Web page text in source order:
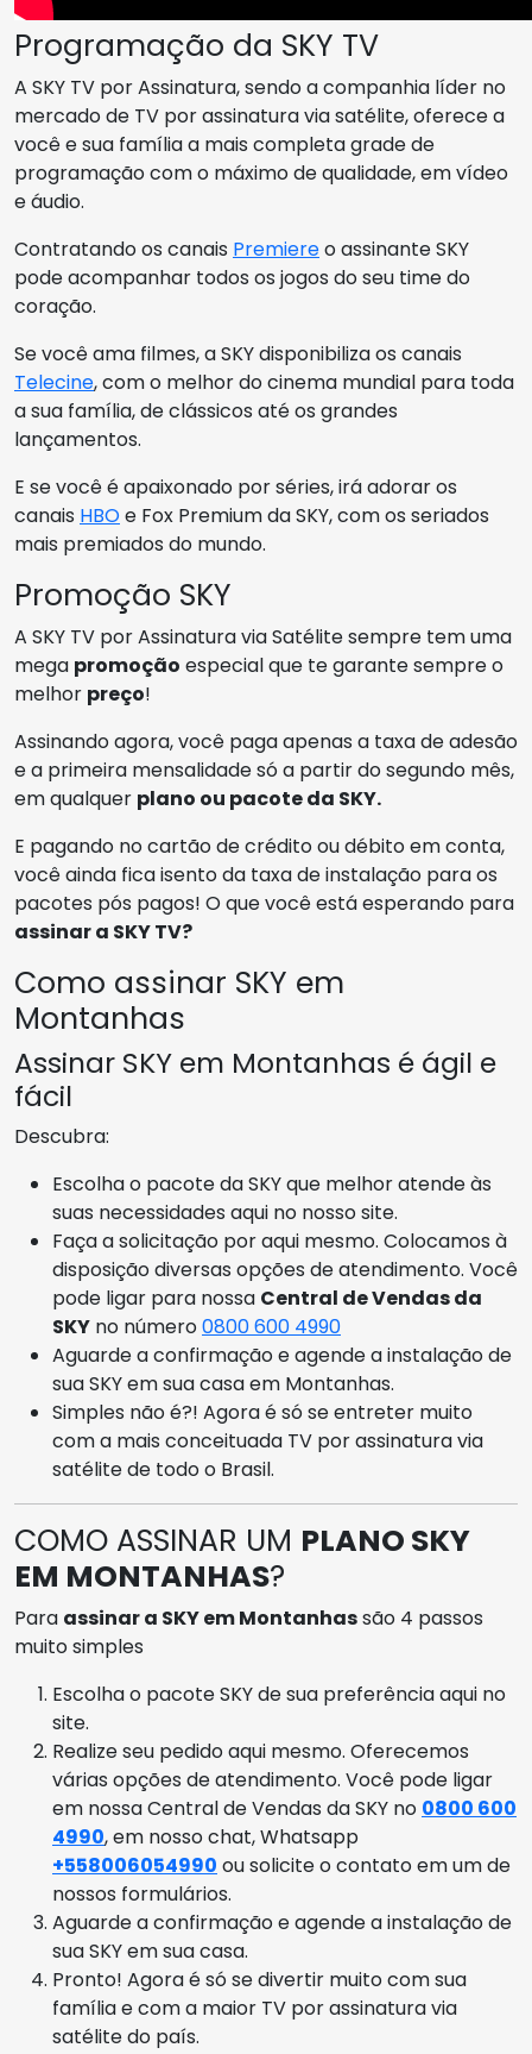
Programação da SKY TV
A SKY TV por Assinatura, sendo a companhia líder no
mercado de TV por assinatura via satélite, oferece a
você e sua família a mais completa grade de
programação com o máximo de qualidade, em vídeo
e áudio.
Contratando os canais Premiereo assinante SKY
pode acompanhar todos os jogos do seu time do
coração.
Se você ama filmes, a SKY disponibiliza os canais
Telecine, com o melhor do cinema mundial para toda
a sua família, de clássicos até os grandes
lançamentos.
E se você é apaixonado por séries, irá adorar os
canais HBOe Fox Premium da SKY, com os seriados
mais premiados do mundo.
Promoção SKY
A SKY TV por Assinatura via Satélite sempre tem uma
mega promoção especial que te garante sempre o
melhor preço!
Assinando agora, você paga apenas a taxa de adesão
e a primeira mensalidade só a partir do segundo mês,
em qualquer plano ou pacote da SKY.
E pagando no cartão de crédito ou débito em conta,
você ainda fica isento da taxa de instalação para os
pacotes pós pagos! O que você está esperando para
assinar a SKY TV?
Como assinar SKY em
Montanhas
Assinar SKY em Montanhas é ágil e
fácil
Descubra:
Escolha o pacote da SKY que melhor atende às
suas necessidades aqui no nosso site.
Faça a solicitação por aqui mesmo. Colocamos à
disposição diversas opções de atendimento. Você
pode ligar para nossa Central de Vendas da
SKY no número0800 600 4990
Aguarde a confirmação e agende a instalação de
sua SKY em sua casa em Montanhas.
Simples não é?! Agora é só se entreter muito
com a mais conceituada TV por assinatura via
satélite de todo o Brasil.
COMO ASSINAR UM PLANO SKY
EM MONTANHAS?
Para assinar a SKY em Montanhassão 4 passos
muito simples
Escolha o pacote SKY de sua preferência aqui no
site.
Realize seu pedido aqui mesmo. Oferecemos
várias opções de atendimento. Você pode ligar
em nossa Central de Vendas da SKY no 0800 600
4990, em nosso chat, Whatsapp
+558006054990 ou solicite o contato em um de
nossos formulários.
Aguarde a confirmação e agende a instalação de
sua SKY em sua casa.
Pronto! Agora é só se divertir muito com sua
família e com a maior TV por assinatura via
satélite do país.